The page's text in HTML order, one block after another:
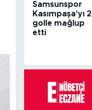
Samsunspor
Kasımpaşa'yı 2
golle mağlup
etti